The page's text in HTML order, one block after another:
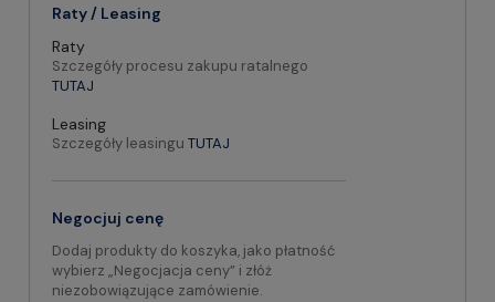
Raty / Leasing
Raty
Szczegóły procesu zakupu ratalnego
TUTAJ
Leasing
Szczegóły leasingu TUTAJ
Negocjuj cenę
Dodaj produkty do koszyka, jako płatność
wybierz „Negocjacja ceny” i złóż
niezobowiązujące zamówienie.